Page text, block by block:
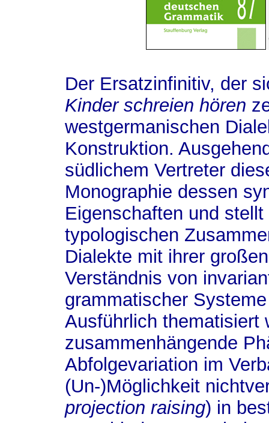
Der Ersatzinfinitiv, der
Kinder schreien hören
westgermanischen
Konstruktion.
südlichem Vertreter
Monographie dessen
Eigenschaften und
typologischen
Dialekte mit ihrer
Verständnis von
grammatischer
Ausführlich thematisiert
zusammenhängende
Abfolgevariation im
(Un-)Möglichkeit
projection raising) in